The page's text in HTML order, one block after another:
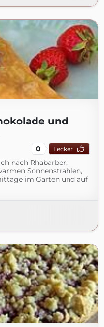
und
0 Lecker
nach Rhabarber.
Sonnenstrahlen,
im Garten und auf